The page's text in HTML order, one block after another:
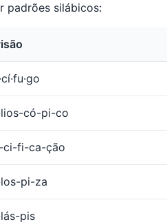
padrões silábicos:
có-pi-co
ci-fi-ca-ção
pi-za
pis